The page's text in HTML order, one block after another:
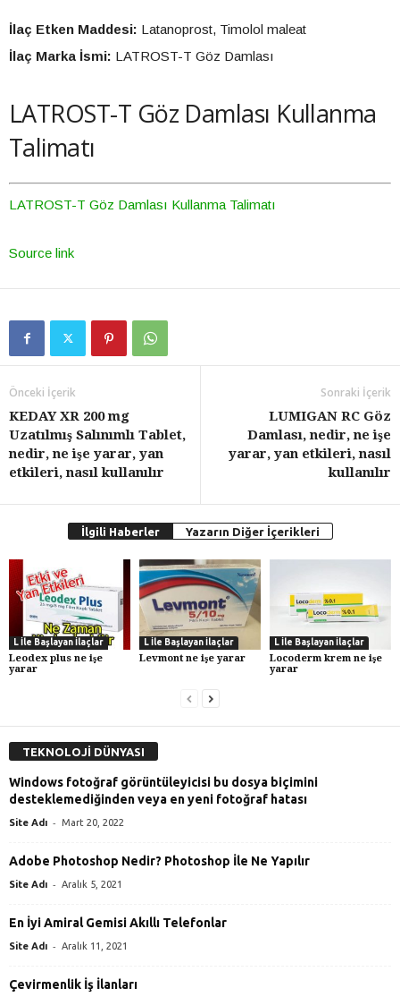
İlaç Etken Maddesi: Latanoprost, Timolol maleat
İlaç Marka İsmi: LATROST-T Göz Damlası
LATROST-T Göz Damlası Kullanma
Talimatı
LATROST-T Göz Damlası Kullanma Talimatı
Source link
Önceki İçerik
KEDAY XR 200 mg
Uzatılmış Salınımlı Tablet,
nedir, ne işe yarar, yan
etkileri, nasıl kullanılır
Sonraki İçerik
LUMIGAN RC Göz
Damlası, nedir, ne işe
yarar, yan etkileri, nasıl
kullanılır
İlgili Haberler Yazarın Diğer İçerikleri
L İle Başlayan İlaçlar
Leodex plus ne işe
yarar
L İle Başlayan İlaçlar
Levmont ne işe yarar
L İle Başlayan İlaçlar
Locoderm krem ne işe
yarar
TEKNOLOJİ DÜNYASI
Windows fotoğraf görüntüleyicisi bu dosya biçimini
desteklemediğinden veya en yeni fotoğraf hatası
Site Adı - Mart 20, 2022
Adobe Photoshop Nedir? Photoshop İle Ne Yapılır
Site Adı - Aralık 5, 2021
En İyi Amiral Gemisi Akıllı Telefonlar
Site Adı - Aralık 11, 2021
Çevirmenlik İş İlanları